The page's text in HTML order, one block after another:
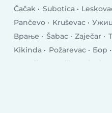
Čačak
Subotica
Pančevo
Kruševac
Врање
Šabac Zaječar
Kikinda
Požarevac Бор
Jagodina
Bačka Palanka